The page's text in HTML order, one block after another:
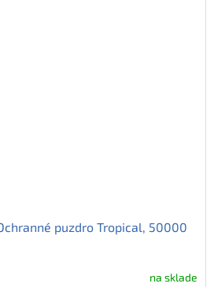
puzdro Tropical, 50000
na sklade